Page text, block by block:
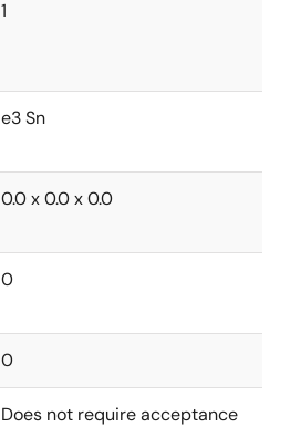
1
e3 Sn
0.0 x 0.0 x 0.0
0
0
Does not require acceptance